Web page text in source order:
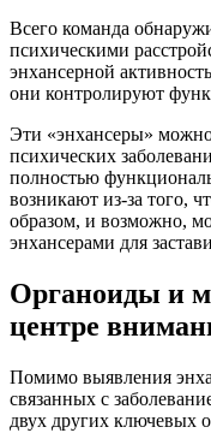
Всего команда
психическими
энхансерной
они контролируют
Эти «энхансеры» можно
психических
полностью
возникают из-за того,
образом, и возможно,
энхансерами для
Органоиды и
центре
Помимо выявления
связанных с
двух других ключевых